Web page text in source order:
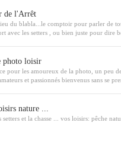
de l'Arrêt
du blabla...le comptoir pour parler de
avec les setters , ou bien juste pour dire
photo loisir
pour les amoureux de la photo, un peu
et passionnés bienvenus sans se
nature ...
setters et la chasse ... vos loisirs: pêche